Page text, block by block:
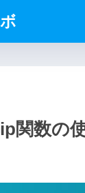
関数の